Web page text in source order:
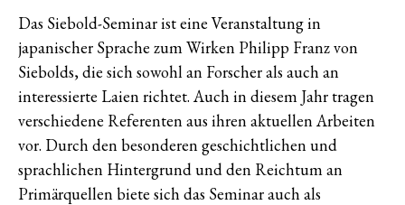
Das Siebold-Seminar ist eine Veranstaltung in
japanischer Sprache zum Wirken Philipp Franz von
Siebolds, die sich sowohl an Forscher als auch an
interessierte Laien richtet. Auch in diesem Jahr tragen
verschiedene Referenten aus ihren aktuellen Arbeiten
vor. Durch den besonderen geschichtlichen und
sprachlichen Hintergrund und den Reichtum an
Primärquellen biete sich das Seminar auch als